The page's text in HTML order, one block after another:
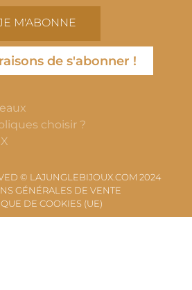
M'ABONNE
de s'abonner !
choisir ?
© LAJUNGLEBIJOUX.COM 2024
GÉNÉRALES DE VENTE
DE COOKIES (UE)